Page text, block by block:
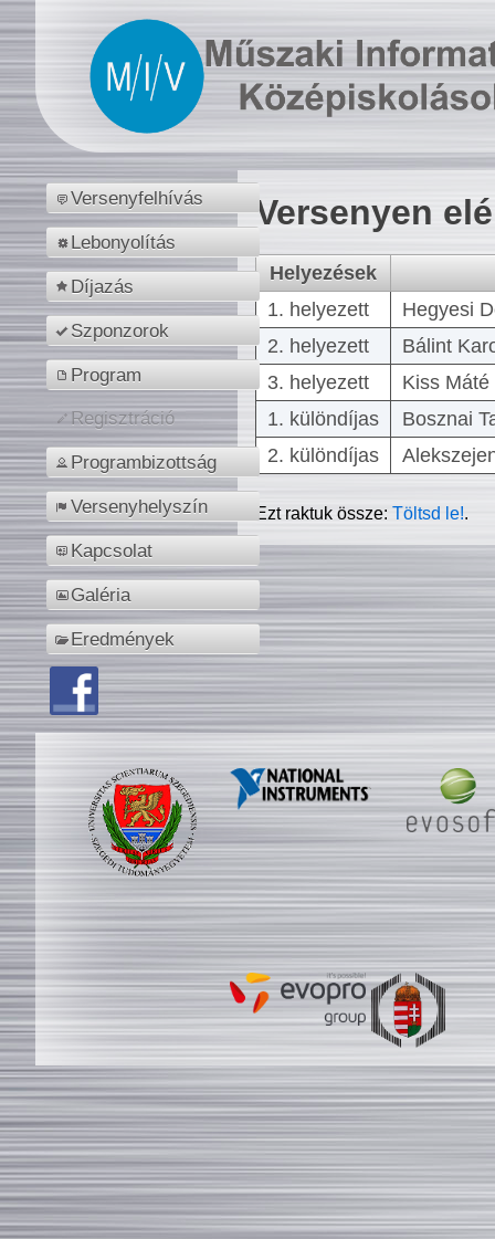
Versenyfelhívás
Lebonyolítás
Díjazás
Szponzorok
Program
Regisztráció
Programbizottság
Versenyhelyszín
Kapcsolat
Galéria
Eredmények
Versenyen
Helyezések
1. helyezett
Hegyesi
2. helyezett
Bálint
3. helyezett
Kiss
1. különdíjas
Bosznai
2. különdíjas
Ezt raktuk össze:Töltsd le!.